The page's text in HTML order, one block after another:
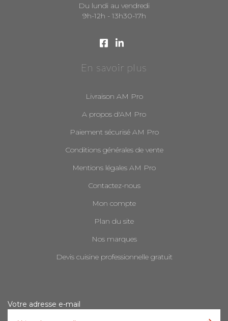
Du lundi au vendredi
9h-12h - 13h30-17h
En savoir plus
Livraison AM Pro
A propos d'AM Pro
Paiement sécurisé AM Pro
Conditions générales de vente
Mentions légales AM Pro
Contactez-nous
Mon compte
Plan du site
Nos marques
Devis cuisine professionnelle gratuit
Votre adresse e-mail